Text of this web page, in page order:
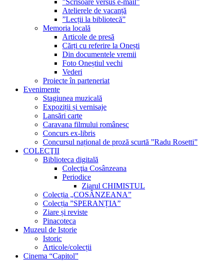
”Scrisoare versus e-mail”
Atelierele de vacanță
”Lecții la bibliotecă”
Memoria locală
Articole de presă
Cărți cu referire la Onești
Din documentele vremii
Foto Oneștiul vechi
Vederi
Proiecte în parteneriat
Evenimente
Stagiunea muzicală
Expoziții și vernisaje
Lansări carte
Caravana filmului românesc
Concurs ex-libris
Concursul național de proză scurtă ”Radu Rosetti”
COLECŢII
Biblioteca digitală
Colecţia Cosânzeana
Periodice
Ziarul CHIMISTUL
Colecția „COSÂNZEANA”
Colecția ”SPERANȚIA”
Ziare și reviste
Pinacoteca
Muzeul de Istorie
Istoric
Articole/colecții
Cinema “Capitol”